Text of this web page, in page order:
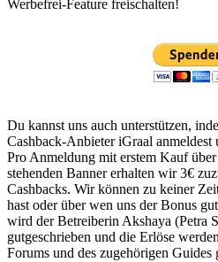
Werbefrei-Feature freischalten!
Du kannst uns auch unterstützen,
Cashback-Anbieter iGraal
Pro Anmeldung mit erstem Kauf
stehenden Banner erhalten wir 3€
Cashbacks. Wir können zu keiner
hast oder über wen uns der Bonus
wird der Betreiberin Akshaya (Petra
gutgeschrieben und die Erlöse
Forums und des zugehörigen Guides